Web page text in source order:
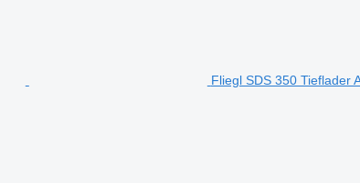
Fliegl SDS 350 Tieflader